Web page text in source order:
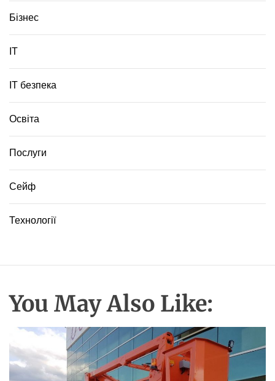
Бізнес
ІТ
ІТ безпека
Освіта
Послуги
Сейф
Технології
You May Also Like: